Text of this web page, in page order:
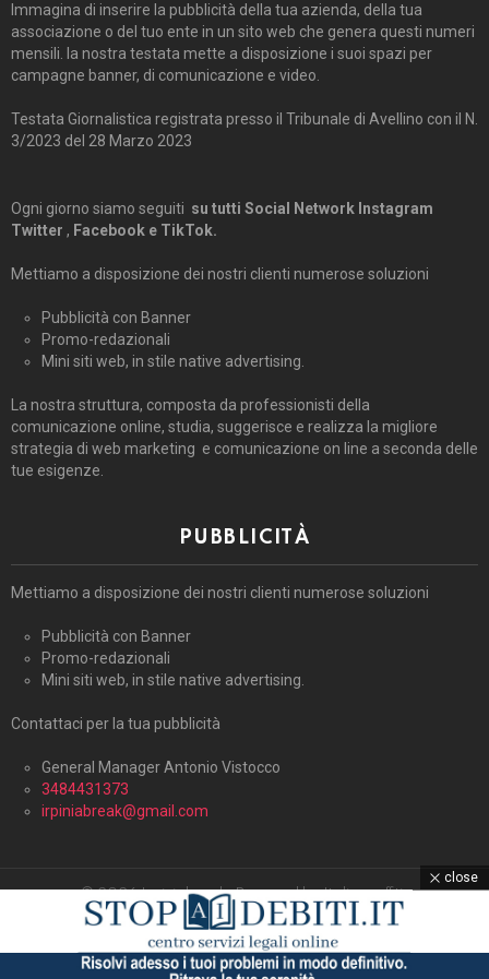
Immagina di inserire la pubblicità della tua azienda, della tua
associazione o del tuo ente in un sito web che genera questi numeri
mensili. la nostra testata mette a disposizione i suoi spazi per
campagne banner, di comunicazione e video.
Testata Giornalistica registrata presso il Tribunale di Avellino con il N.
3/2023 del 28 Marzo 2023
Ogni giorno siamo seguiti su tutti Social Network Instagram
Twitter , Facebook e TikTok.
Mettiamo a disposizione dei nostri clienti numerose soluzioni
Pubblicità con Banner
Promo-redazionali
Mini siti web, in stile native advertising.
La nostra struttura, composta da professionisti della
comunicazione online, studia, suggerisce e realizza la migliore
strategia di web marketing e comunicazione on line a seconda delle
tue esigenze.
PUBBLICITÀ
Mettiamo a disposizione dei nostri clienti numerose soluzioni
Pubblicità con Banner
Promo-redazionali
Mini siti web, in stile native advertising.
Contattaci per la tua pubblicità
General Manager Antonio Vistocco
3484431373
irpiniabreak@gmail.com
© 2026 Irpiniabreak. Powered by Italiagraffiti.
Home Contattaci Cookie Policy (UE)
close